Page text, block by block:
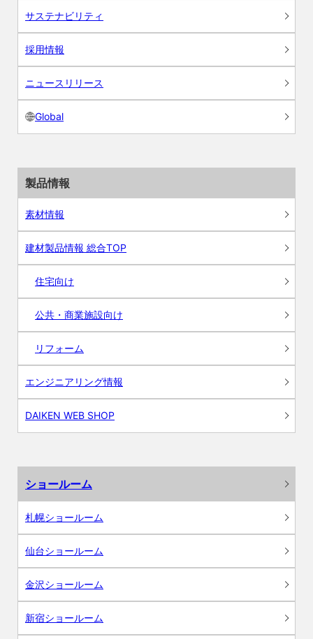
サステナビリティ
採用情報
ニュースリリース
Global
製品情報
素材情報
建材製品情報 総合TOP
住宅向け
公共・商業施設向け
リフォーム
エンジニアリング情報
DAIKEN WEB SHOP
ショールーム
札幌ショールーム
仙台ショールーム
金沢ショールーム
新宿ショールーム